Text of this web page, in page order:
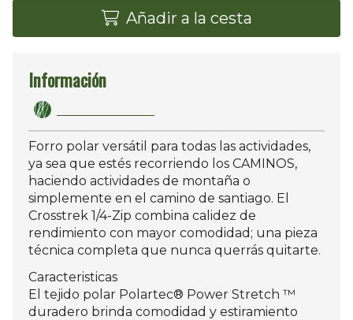
Añadir a la cesta
Información
Forro polar versátil para todas las actividades,
ya sea que estés recorriendo los CAMINOS,
haciendo actividades de montaña o
simplemente en el camino de santiago. El
Crosstrek 1/4-Zip combina calidez de
rendimiento con mayor comodidad; una pieza
técnica completa que nunca querrás quitarte.
Caracteristicas
El tejido polar Polartec® Power Stretch ™
duradero brinda comodidad y estiramiento